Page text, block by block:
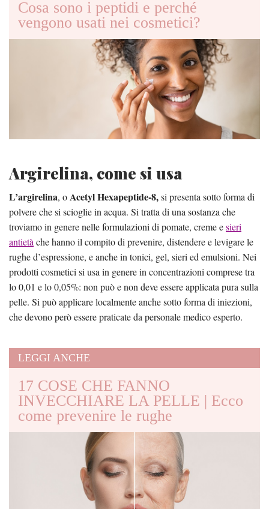
Cosa sono i peptidi e perché
vengono usati nei cosmetici?
Argirelina, come si usa
L’argirelina, oAcetyl Hexapeptide-8,si presenta sotto forma di
polvere che si scioglie in acqua. Si tratta di una sostanza che
troviamo in genere nelle formulazioni di pomate, creme esieri
antietà che hanno il compito di prevenire, distendere e levigare le
rughe d’espressione, e anche in tonici, gel, sieri ed emulsioni. Nei
prodotti cosmetici si usa in genere in concentrazioni comprese tra
lo 0,01 e lo 0,05%: non può e non deve essere applicata pura sulla
pelle. Si può applicare localmente anche sotto forma di iniezioni,
che devono però essere praticate da personale medico esperto.
LEGGI ANCHE
17 COSE CHE FANNO
INVECCHIARE LA PELLE | Ecco
come prevenire le rughe